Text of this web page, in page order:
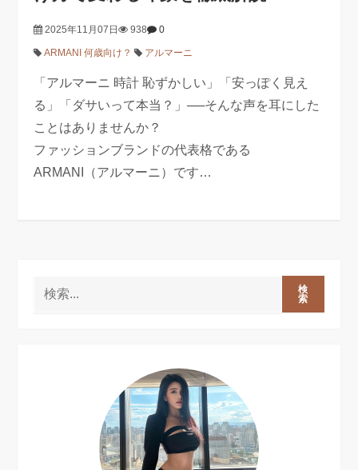
2025年11月07日 938 0
ARMANI 何歳向け？ アルマーニ
「アルマーニ 時計 恥ずかしい」「安っぽく見え
る」「ダサいって本当？」──そんな声を耳にした
ことはありませんか？
ファッションブランドの代表格である
ARMANI（アルマーニ）です…
検
索